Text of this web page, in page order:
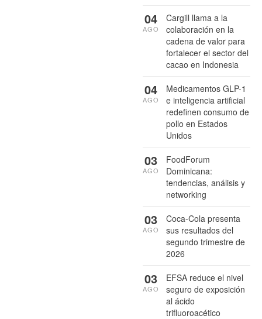
Cargill llama a la
colaboración en la
cadena de valor para
fortalecer el sector del
cacao en Indonesia
04
AGO
Medicamentos GLP-1
e inteligencia artificial
redefinen consumo de
pollo en Estados
Unidos
04
AGO
FoodForum
Dominicana:
tendencias, análisis y
networking
03
AGO
Coca-Cola presenta
sus resultados del
segundo trimestre de
2026
03
AGO
EFSA reduce el nivel
seguro de exposición
al ácido
trifluoroacético
03
AGO